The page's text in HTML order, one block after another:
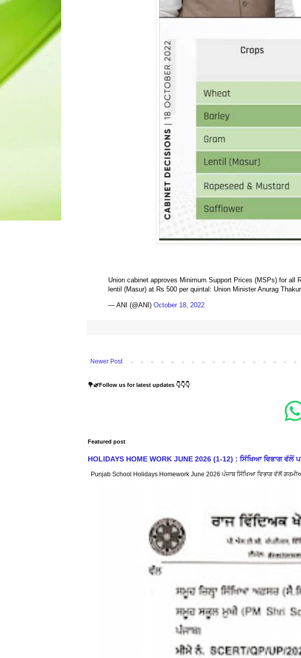
Union cabinet approves Minimum Support Prices (MSPs) for all
lentil (Masur) at Rs 500 per quintal: Union Minister Anurag Thakur
— ANI (@ANI) October 18, 2022
Newer Post
💐🌿Follow us for latest updates 👇👇👇
Featured post
HOLIDAYS HOME WORK JUNE 2026 (1-12) : ਸਿੱਖਿਆ ਵਿਭਾਗ
Punjab School Holidays Homework June 2026 ਪੰਜਾਬ ਸਿੱਖਿਆ ਵਿਭਾਗ ਵੱਲੋਂ